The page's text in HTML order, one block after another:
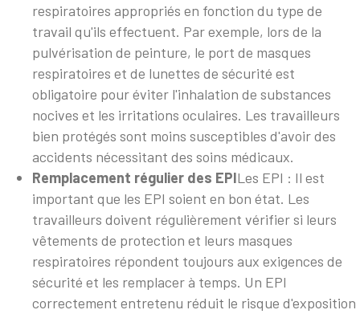
respiratoires appropriés en fonction du type de
travail qu'ils effectuent. Par exemple, lors de la
pulvérisation de peinture, le port de masques
respiratoires et de lunettes de sécurité est
obligatoire pour éviter l'inhalation de substances
nocives et les irritations oculaires. Les travailleurs
bien protégés sont moins susceptibles d'avoir des
accidents nécessitant des soins médicaux.
Remplacement régulier des EPILes EPI : Il est
important que les EPI soient en bon état. Les
travailleurs doivent régulièrement vérifier si leurs
vêtements de protection et leurs masques
respiratoires répondent toujours aux exigences de
sécurité et les remplacer à temps. Un EPI
correctement entretenu réduit le risque d'exposition